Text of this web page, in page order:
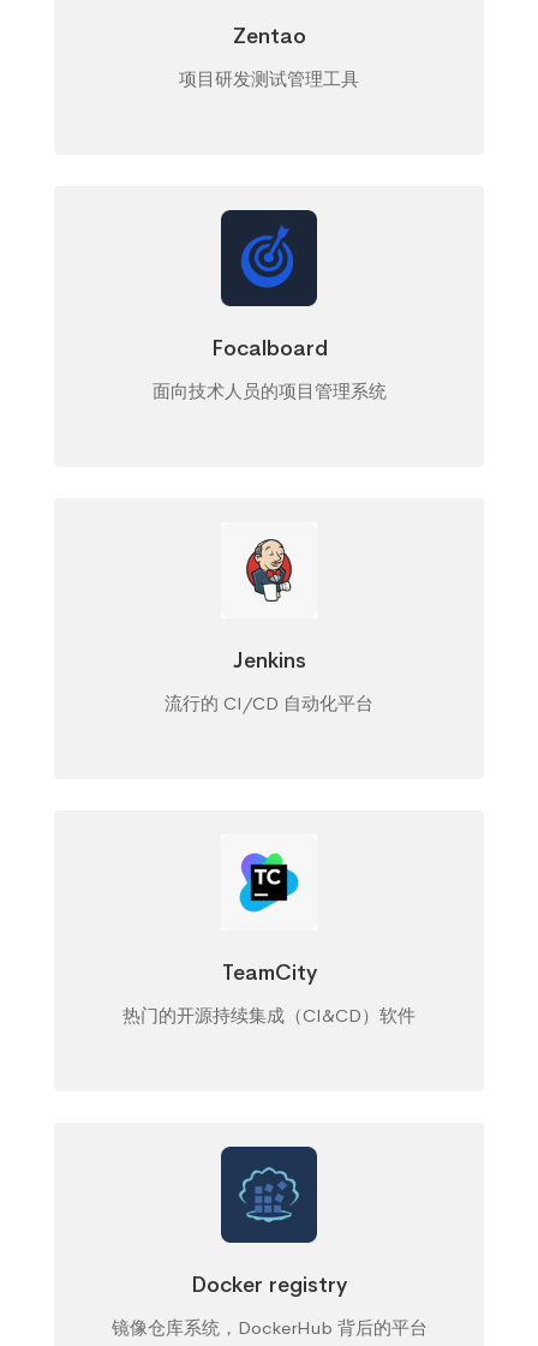
Zentao
项目研发测试管理工具
Focalboard
面向技术人员的项目管理系统
Jenkins
流行的 CI/CD 自动化平台
TeamCity
热门的开源持续集成（CI&CD）软件
Docker registry
镜像仓库系统，DockerHub 背后的平台